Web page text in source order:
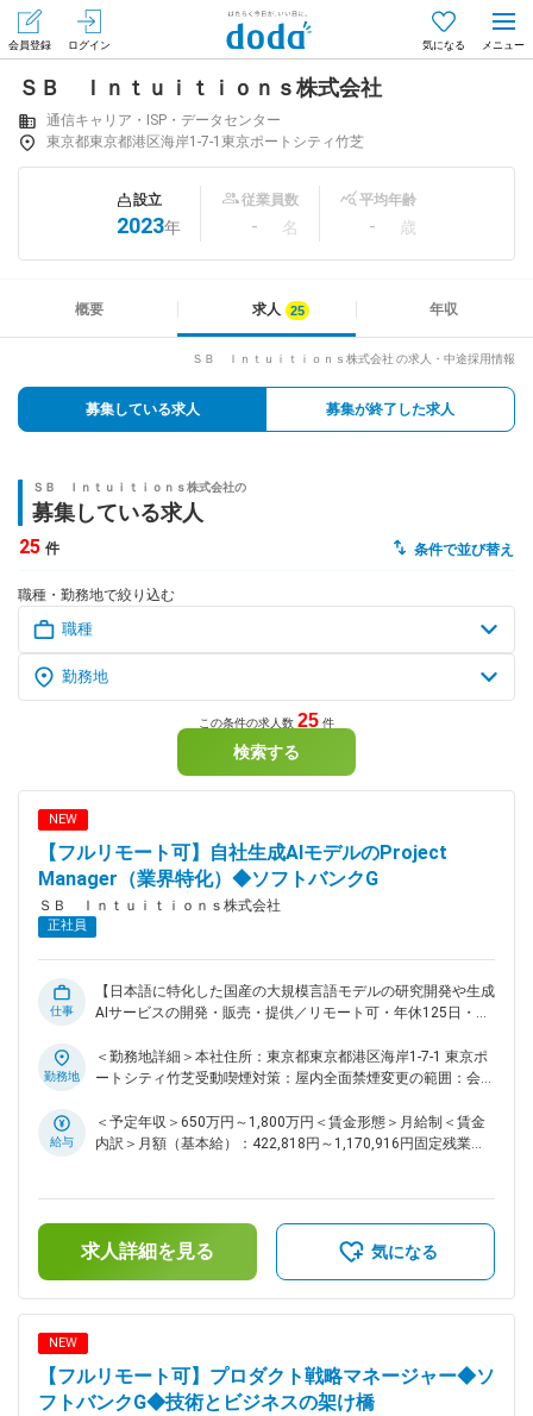
会員登録 ログイン 気になる
会員登録（無料）
はじめてdodaをご利用される方へ
求人を紹介してもらう
知りたい・聞きたい
専門サイト
対応時間：10:00～22:00(日曜・年末年始を除く)
自動案内は24時間365日対応
転職の「モヤモヤ」、一人で悩まず
気軽に相談してみませんか？
dodaの使い方は？
ヘルプ
ＳＢ Ｉｎｔｕｉｔｉｏｎｓ株式会社
通信キャリア・ISP・データセンター
東京都東京都港区海岸1-7-1東京ポートシティ竹芝
設立
2023年
従業員数
- 名
平均年齢
- 歳
概要 求人 年収
ＳＢ Ｉｎｔｕｉｔｉｏｎｓ株式会社 の求人・中途採用情報
募集している求人 募集が終了した求人
ＳＢ Ｉｎｔｕｉｔｉｏｎｓ株式会社の
募集している求人
25 件 条件で並び替え
職種・勤務地で絞り込む
この条件の求人数 25 件
検索する
NEW
【フルリモート可】自社生成AIモデルのProject
Manager（業界特化）◆ソフトバンクG
ＳＢ Ｉｎｔｕｉｔｉｏｎｓ株式会社
正社員
仕事
【日本語に特化した国産の大規模言語モデルの研究開発や生成
AIサービスの開発・販売・提供／リモート可・年休125日・フ
ル、およびその周辺プロダクトの開発・公開・PoCに関するプ
ロジェクトのリードと事業開発をお任せします。 【共同研究
融、広告など）の大手企業との共同研究プロジェクトの企画・
推進 ・顧客の課題解決に向けたキラーユースケースの特定
したプロジェクトの進行管理 【ステークホルダー・マネジメ
ント】 ・大手クライアントとの折衝、要件定義、期待値コン
トロール（高い専門性と顧客折衝能力が求められます） ・親
連部署との円滑な調整業務 ■ミッション 製造、医療・製薬、
ケースを創出すること。ならびに、それらをベースとしたヴァ
ーティカル分野での事業開発および社会実装を牽引していただ
勤務地
＜勤務地詳細＞本社住所：東京都東京都港区海岸1-7-1 東京ポ
ートシティ竹芝受動喫煙対策：屋内全面禁煙変更の範囲：会社
給与
＜予定年収＞650万円～1,800万円＜賃金形態＞月給制＜賃金
内訳＞月額（基本給）：422,818円～1,170,916円固定残業手
＜残業手当＞有＜給与補足＞※上限金額はその限りではござい
ません※月給・想定理論年収：基本給＋固定時間外手当(35時
間相当)※時間外手当は一般職のみとなり、かつ、固定時間外手
す※別途インセンティブが支給されることがあります賃金はあ
求人詳細を見る 気になる
NEW
【フルリモート可】プロダクト戦略マネージャー◆ソ
フトバンクG◆技術とビジネスの架け橋